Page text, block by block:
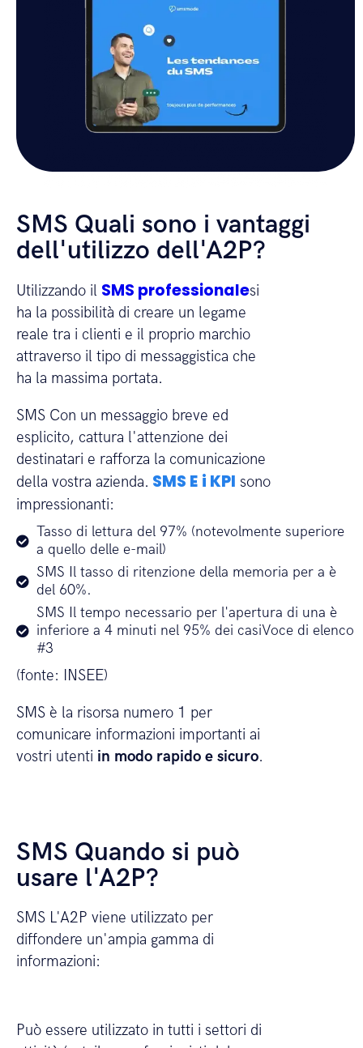
SMS Quali sono i vantaggi
dell'utilizzo dell'A2P?
Utilizzando il SMS professionalesi
ha la possibilità di creare un legame
reale tra i clienti e il proprio marchio
attraverso il tipo di messaggistica che
ha la massima portata.
SMS Con un messaggio breve ed
esplicito, cattura l'attenzione dei
destinatari e rafforza la comunicazione
della vostra azienda. SMS E i KPI sono
impressionanti:
Tasso di lettura del 97% (notevolmente superiore
a quello delle e-mail)
SMS Il tasso di ritenzione della memoria per a è
del 60%.
SMS Il tempo necessario per l'apertura di una è
inferiore a 4 minuti nel 95% dei casiVoce di elenco
#3
(fonte: INSEE)
SMS è la risorsa numero 1 per
comunicare informazioni importanti ai
vostri utenti in modo rapido e sicuro.
SMS Quando si può
usare l'A2P?
SMS L'A2P viene utilizzato per
diffondere un'ampia gamma di
informazioni:
Può essere utilizzato in tutti i settori di